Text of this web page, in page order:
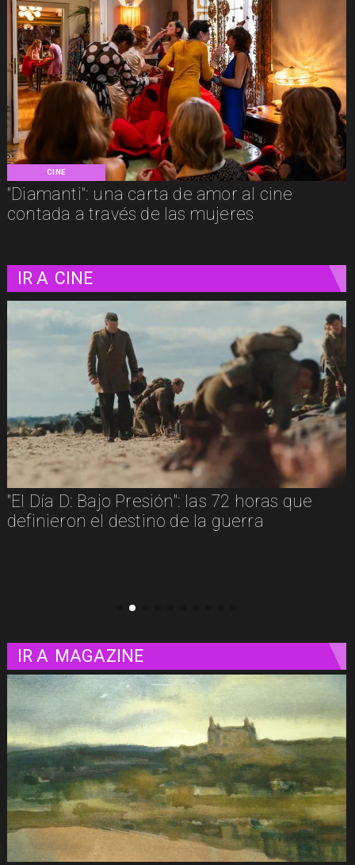
CINE
"Diamanti": una carta de amor al cine
contada a través de las mujeres
IR A CINE
"Diamanti": una carta de amor al cine
contada a través de las mujeres
IR A MAGAZINE